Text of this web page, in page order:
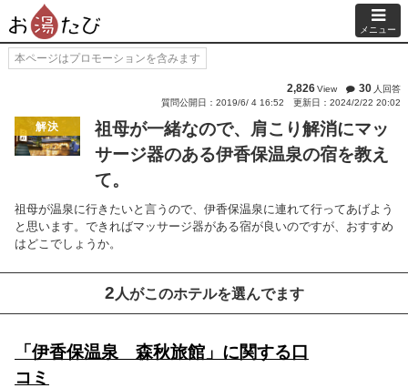
メニュー
本ページはプロモーションを含みます
2,826View 30 人回答
質問公開日：2019/6/ 4 16:52
更新日：2024/2/22 20:02
解決
祖母が一緒なので、肩こり解消にマッ
サージ器のある伊香保温泉の宿を教え
て。
祖母が温泉に行きたいと言うので、伊香保温泉に連れて行ってあげよう
と思います。できればマッサージ器がある宿が良いのですが、おすすめ
はどこでしょうか。
2 人がこのホテルを選んでます
「伊香保温泉 森秋旅館」に関する口
コミ